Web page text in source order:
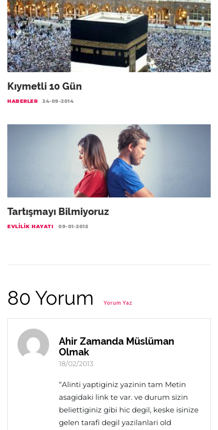
Kıymetli 10 Gün
HABERLER 24-09-2014
Tartışmayı Bilmiyoruz
EVLILIK HAYATI 09-01-2015
80 Yorum Yorum Yaz
Ahir Zamanda Müslüman
Olmak
18/02/2013
“Alinti yaptiginiz yazinin tam Metin
asagidaki link te var. ve durum sizin
beliettiginiz gibi hic degil, keske isinize
gelen tarafi degil yazilanlari old